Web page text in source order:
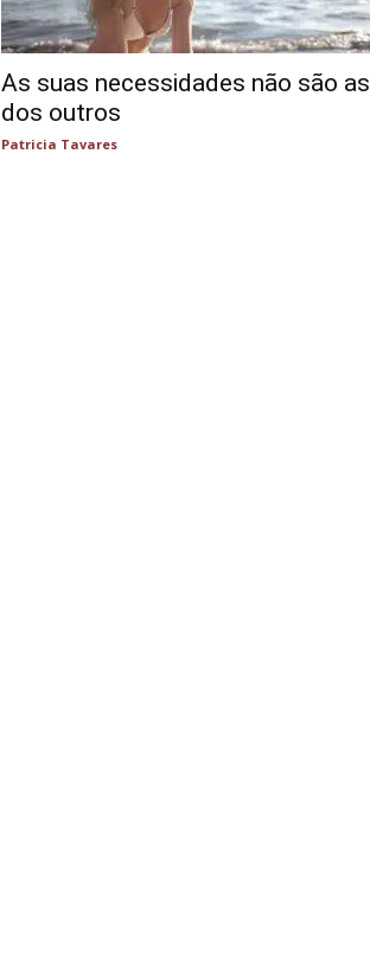
As suas necessidades não são as
dos outros
Patricia Tavares